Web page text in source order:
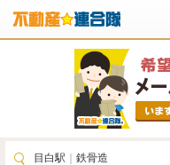
目白駅 鉄骨造